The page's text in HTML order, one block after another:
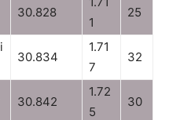
30.828
1
25
30.834
1.71
7
32
30.842
1.72
5
30